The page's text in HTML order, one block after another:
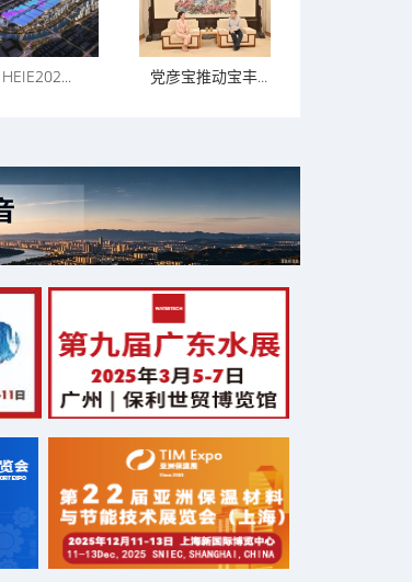
HEIE202... 党彦宝推动宝丰...